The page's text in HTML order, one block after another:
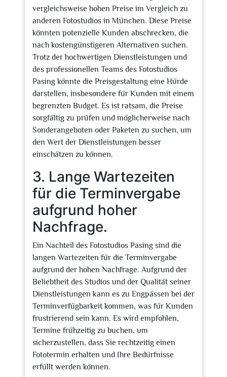
vergleichsweise hohen Preise im Vergleich zu
anderen Fotostudios in München. Diese Preise
könnten potenzielle Kunden abschrecken, die
nach kostengünstigeren Alternativen suchen.
Trotz der hochwertigen Dienstleistungen und
des professionellen Teams des Fotostudios
Pasing könnte die Preisgestaltung eine Hürde
darstellen, insbesondere für Kunden mit einem
begrenzten Budget. Es ist ratsam, die Preise
sorgfältig zu prüfen und möglicherweise nach
Sonderangeboten oder Paketen zu suchen, um
den Wert der Dienstleistungen besser
einschätzen zu können.
3. Lange Wartezeiten
für die Terminvergabe
aufgrund hoher
Nachfrage.
Ein Nachteil des Fotostudios Pasing sind die
langen Wartezeiten für die Terminvergabe
aufgrund der hohen Nachfrage. Aufgrund der
Beliebtheit des Studios und der Qualität seiner
Dienstleistungen kann es zu Engpässen bei der
Terminverfügbarkeit kommen, was für Kunden
frustrierend sein kann. Es wird empfohlen,
Termine frühzeitig zu buchen, um
sicherzustellen, dass Sie rechtzeitig einen
Fototermin erhalten und Ihre Bedürfnisse
erfüllt werden können.